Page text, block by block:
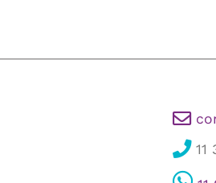
11